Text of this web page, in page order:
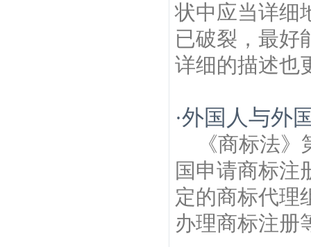
状中应当详细
已破裂，最好
详细的描述也
·外国人与外
《商标法
国申请商标注
定的商标代理
办理商标注册